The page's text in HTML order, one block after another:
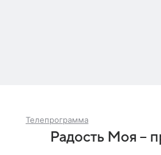
Телепрограмма
Радость Моя –